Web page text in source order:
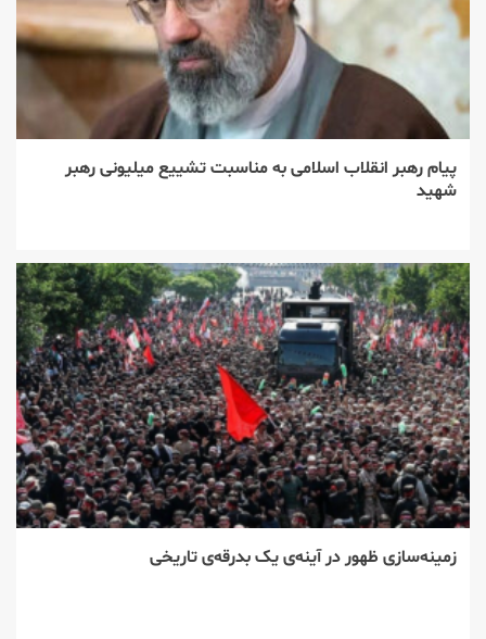
پیام رهبر انقلاب اسلامی به مناسبت تشییع میلیونی رهبر
شهید
زمینه‌سازی ظهور در آینه‌ی یک بدرقه‌ی تاریخی